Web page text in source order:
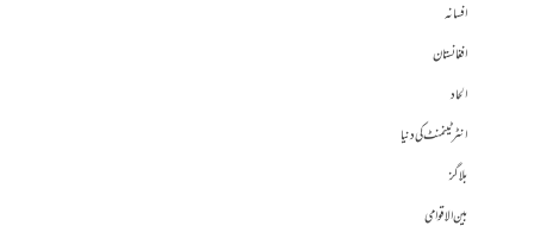
افسانہ
افغانستان
الحاد
انٹرٹینمنٹ کی دنیا
بلاگز
بین الاقوامی